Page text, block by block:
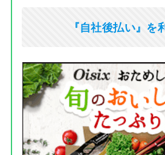
『自社後払い』を